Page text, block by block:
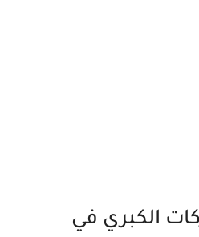
الكبري في